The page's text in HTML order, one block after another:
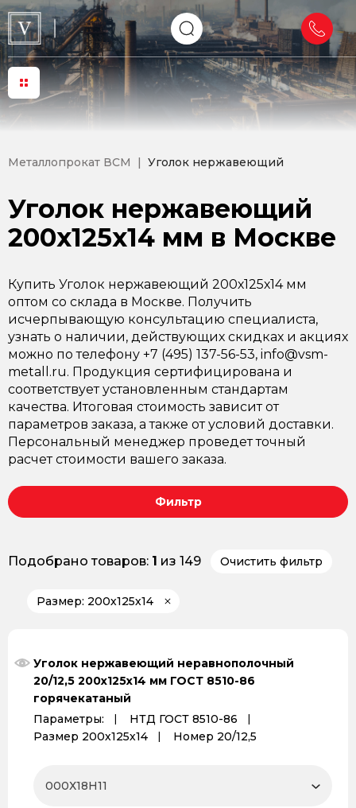
Металлопрокат ВСМ Уголок нержавеющий
Уголок нержавеющий
200х125х14 мм в Москве
Купить Уголок нержавеющий 200х125х14 мм
оптом со склада в Москве. Получить
исчерпывающую консультацию специалиста,
узнать о наличии, действующих скидках и акциях
можно по телефону +7 (495) 137-56-53, info@vsm-
metall.ru. Продукция сертифицирована и
соответствует установленным стандартам
качества. Итоговая стоимость зависит от
параметров заказа, а также от условий доставки.
Персональный менеджер проведет точный
расчет стоимости вашего заказа.
Фильтр
Подобрано товаров: 1 из 149 Очистить фильтр
Размер: 200х125х14
Уголок нержавеющий неравнополочный
20/12,5 200х125х14 мм ГОСТ 8510-86
горячекатаный
Параметры:
НТД ГОСТ 8510-86
Размер 200х125х14
Номер 20/12,5